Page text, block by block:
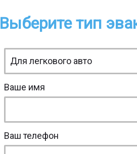
Выберите тип
Ваше имя
Ваш телефон